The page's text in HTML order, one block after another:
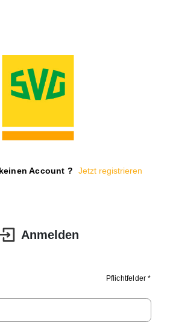
Account ? Jetzt registrieren
Anmelden
Pflichtfelder *